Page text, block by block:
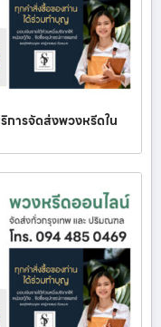
การจัดส่งพวงหรีดใน